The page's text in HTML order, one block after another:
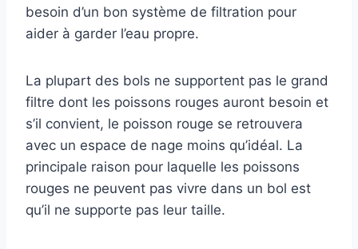
besoin d’un bon système de filtration pour
aider à garder l’eau propre.
La plupart des bols ne supportent pas le grand
filtre dont les poissons rouges auront besoin et
s’il convient, le poisson rouge se retrouvera
avec un espace de nage moins qu’idéal. La
principale raison pour laquelle les poissons
rouges ne peuvent pas vivre dans un bol est
qu’il ne supporte pas leur taille.